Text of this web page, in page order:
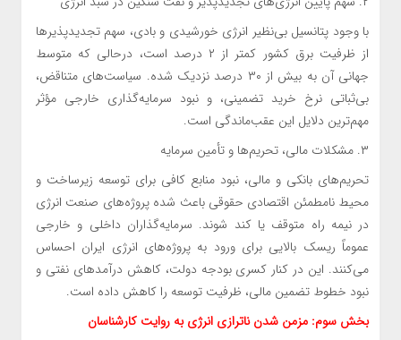
با وجود پتانسیل بی‌نظیر انرژی خورشیدی و بادی، سهم تجدیدپذیرها
از ظرفیت برق کشور کمتر از ۲ درصد است، درحالی که متوسط
جهانی آن به بیش از ۳۰ درصد نزدیک شده. سیاست‌های متناقض،
بی‌ثباتی نرخ خرید تضمینی، و نبود سرمایه‌گذاری خارجی مؤثر
مهم‌ترین دلایل این عقب‌ماندگی است.
۳. مشکلات مالی، تحریم‌ها و تأمین سرمایه
تحریم‌های بانکی و مالی، نبود منابع کافی برای توسعه زیرساخت و
محیط نامطمئن اقتصادی حقوقی باعث شده پروژه‌های صنعت انرژی
در نیمه راه متوقف یا کند شوند. سرمایه‌گذاران داخلی و خارجی
عموماً ریسک بالایی برای ورود به پروژه‌های انرژی ایران احساس
می‌کنند. این در کنار کسری بودجه دولت، کاهش درآمدهای نفتی و
نبود خطوط تضمین مالی، ظرفیت توسعه را کاهش داده است.
بخش سوم: مزمن شدن ناترازی انرژی به روایت کارشناسان